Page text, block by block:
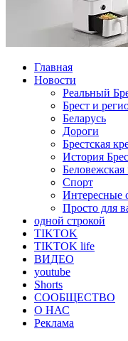
Главная
Новости
Реальный
Брест и
Беларусь
Дороги
Брестская
История
Спорт
Интересные
Просто для
одной строкой
TIKTOK
TIKTOK life
ВИДЕО
youtube
Shorts
СООБЩЕСТВО
О НАС
Реклама